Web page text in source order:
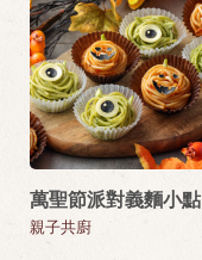
萬聖節派對義麵小點
親子共廚